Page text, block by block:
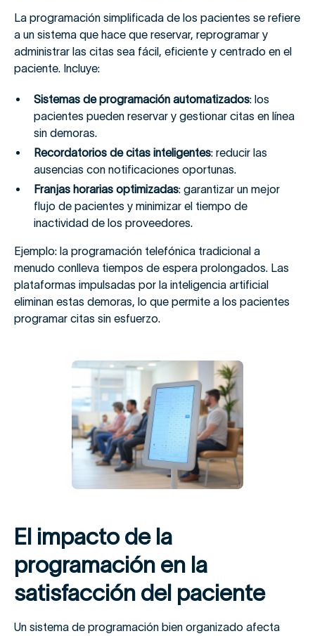
La programación simplificada de los pacientes se refiere
a un sistema que hace que reservar, reprogramar y
administrar las citas sea fácil, eficiente y centrado en el
paciente. Incluye:
Sistemas de programación automatizados: los
pacientes pueden reservar y gestionar citas en línea
sin demoras.
Recordatorios de citas inteligentes: reducir las
ausencias con notificaciones oportunas.
Franjas horarias optimizadas: garantizar un mejor
flujo de pacientes y minimizar el tiempo de
inactividad de los proveedores.
Ejemplo: la programación telefónica tradicional a
menudo conlleva tiempos de espera prolongados. Las
plataformas impulsadas por la inteligencia artificial
eliminan estas demoras, lo que permite a los pacientes
programar citas sin esfuerzo.
El impacto de la
programación en la
satisfacción del paciente
Un sistema de programación bien organizado afecta